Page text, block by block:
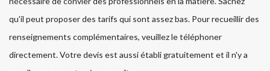
qu'il peut proposer des tarifs qui sont assez bas. Pour recueillir des
renseignements complémentaires, veuillez le téléphoner
directement. Votre devis est aussi établi gratuitement et il n'y a